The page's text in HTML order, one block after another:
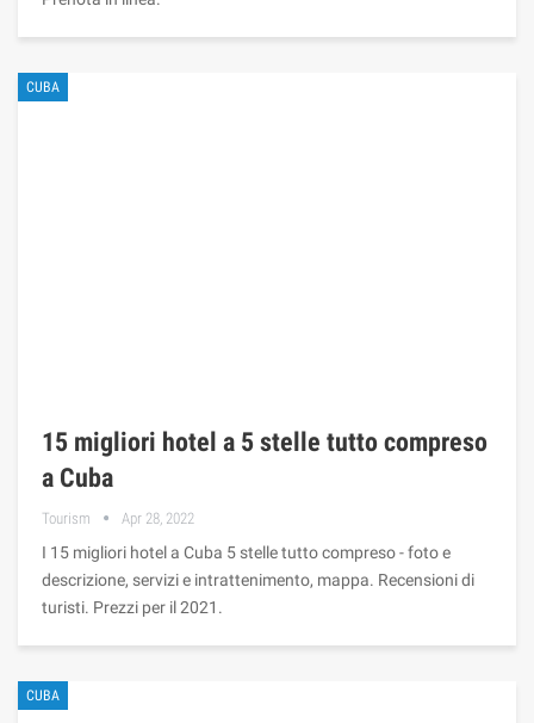
CUBA
15 migliori hotel a 5 stelle tutto compreso
a Cuba
Tourism Apr 28, 2022
I 15 migliori hotel a Cuba 5 stelle tutto compreso - foto e
descrizione, servizi e intrattenimento, mappa. Recensioni di
turisti. Prezzi per il 2021.
CUBA